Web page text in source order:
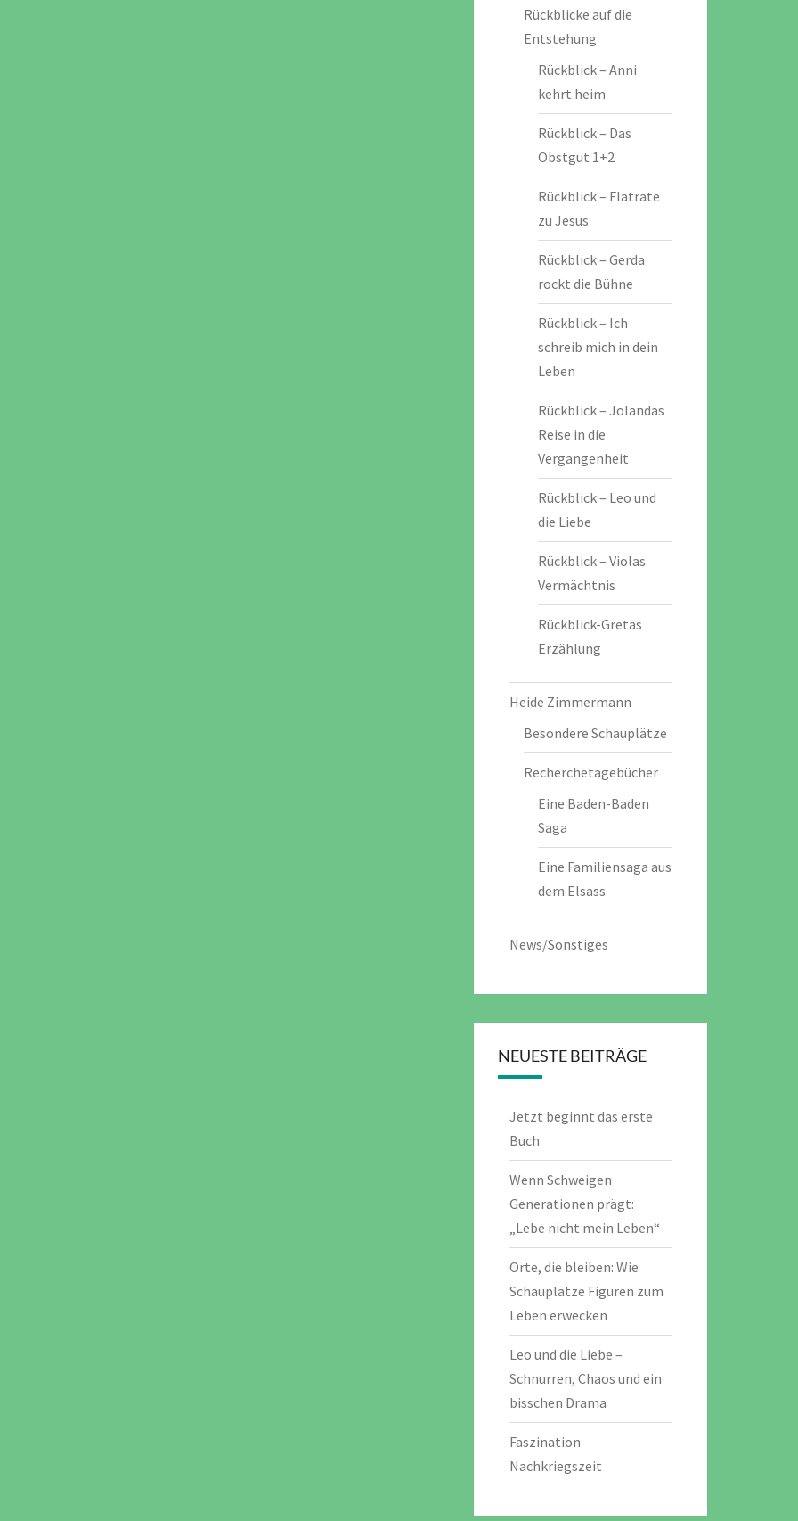
Rückblicke auf die
Entstehung
Rückblick – Anni
kehrt heim
Rückblick – Das
Obstgut 1+2
Rückblick – Flatrate
zu Jesus
Rückblick – Gerda
rockt die Bühne
Rückblick – Ich
schreib mich in dein
Leben
Rückblick – Jolandas
Reise in die
Vergangenheit
Rückblick – Leo und
die Liebe
Rückblick – Violas
Vermächtnis
Rückblick-Gretas
Erzählung
Heide Zimmermann
Besondere Schauplätze
Recherchetagebücher
Eine Baden-Baden
Saga
Eine Familiensaga aus
dem Elsass
News/Sonstiges
NEUESTE BEITRÄGE
Jetzt beginnt das erste
Buch
Wenn Schweigen
Generationen prägt:
„Lebe nicht mein Leben“
Orte, die bleiben: Wie
Schauplätze Figuren zum
Leben erwecken
Leo und die Liebe –
Schnurren, Chaos und ein
bisschen Drama
Faszination
Nachkriegszeit